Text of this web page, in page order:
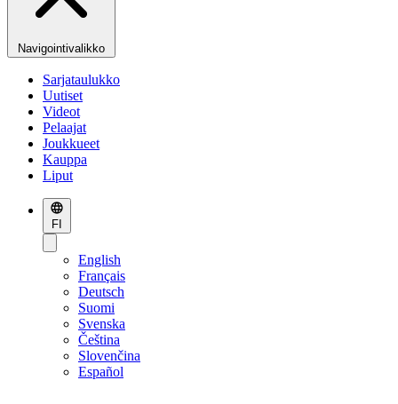
Navigointivalikko
Sarjataulukko
Uutiset
Videot
Pelaajat
Joukkueet
Kauppa
Liput
FI
English
Français
Deutsch
Suomi
Svenska
Čeština
Slovenčina
Español